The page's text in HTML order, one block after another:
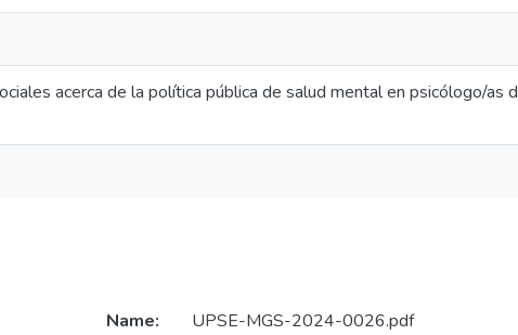
acerca de la política pública de salud mental en psicólogo/as
Name:
UPSE-MGS-2024-0026.pdf